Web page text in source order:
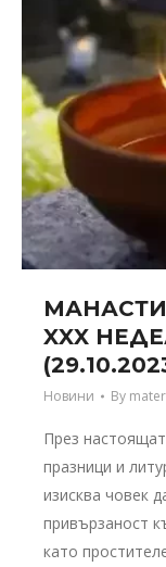
XXX
Новини By mater
През
празници и
изисква човек
привързаност
като